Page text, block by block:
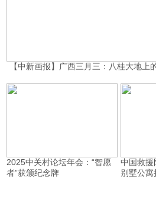
【中新画报】广西三月三：八桂大地上
2025中关村论坛年会：“智愿
者”获颁纪念牌
中国救援
别墅公寓